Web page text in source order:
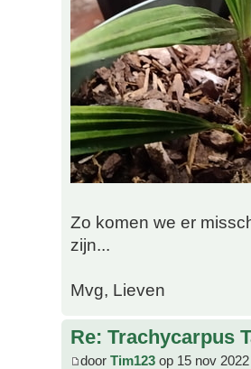
Zo komen we er
zijn...
Mvg, Lieven
Re: Trachycarpus
door Tim123 op 15 nov